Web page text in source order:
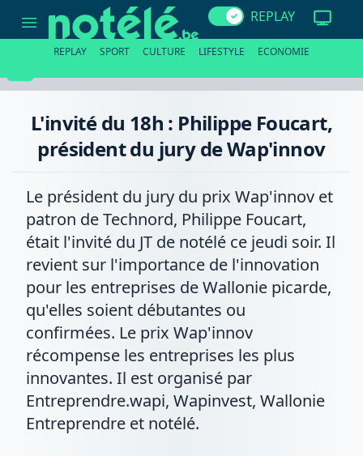
président
REPLAY
REPLAY SPORT CULTURE LIFESTYLE ECONOMIE
L'invité du 18h : Philippe Foucart,
président du jury de Wap'innov
Le président du jury du prix Wap'innov et
patron de Technord, Philippe Foucart,
était l'invité du JT de notélé ce jeudi soir. Il
revient sur l'importance de l'innovation
pour les entreprises de Wallonie picarde,
qu'elles soient débutantes ou
confirmées. Le prix Wap'innov
récompense les entreprises les plus
innovantes. Il est organisé par
Entreprendre.wapi, Wapinvest, Wallonie
Entreprendre et notélé.